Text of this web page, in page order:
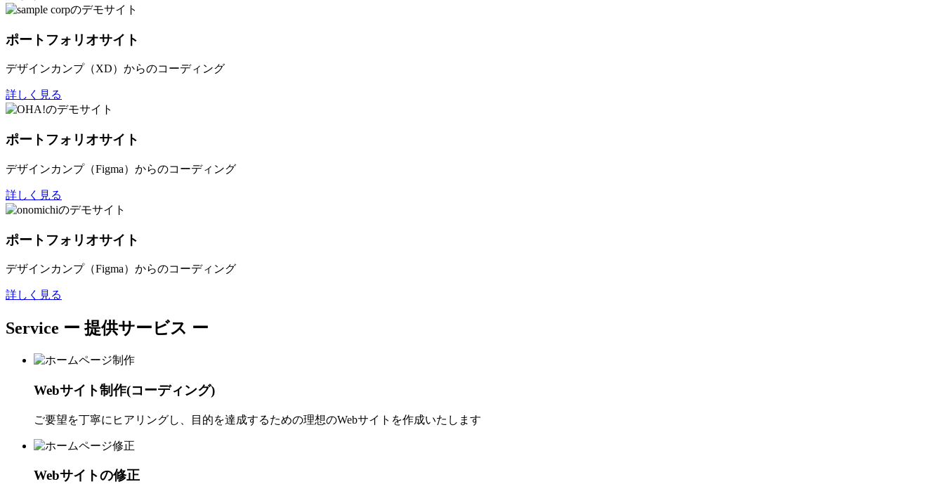
ポートフォリオサイト
デザインカンプ（XD）からのコーディング
詳しく見る
ポートフォリオサイト
デザインカンプ（Figma）からのコーディング
詳しく見る
ポートフォリオサイト
デザインカンプ（Figma）からのコーディング
詳しく見る
Service ー 提供サービス ー
Webサイト制作(コーディング)
ご要望を丁寧にヒアリングし、目的を達成するための理想のWebサイトを作成いたします
Webサイトの修正